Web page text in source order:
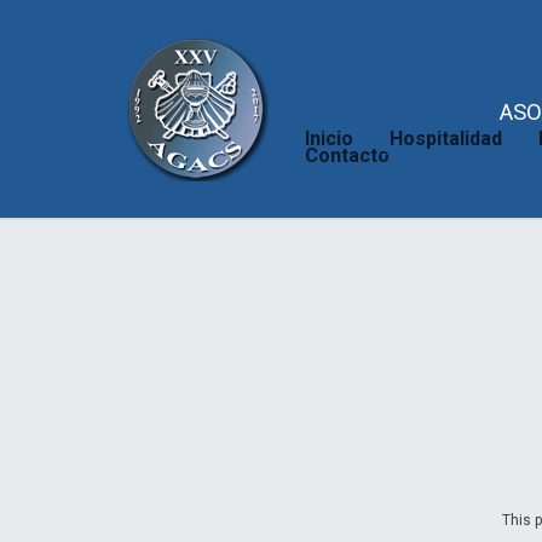
Inicio Hospitalidad
Contacto
This